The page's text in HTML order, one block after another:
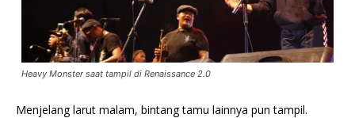
Heavy Monster saat tampil di Renaissance 2.0
Menjelang larut malam, bintang tamu lainnya pun tampil.